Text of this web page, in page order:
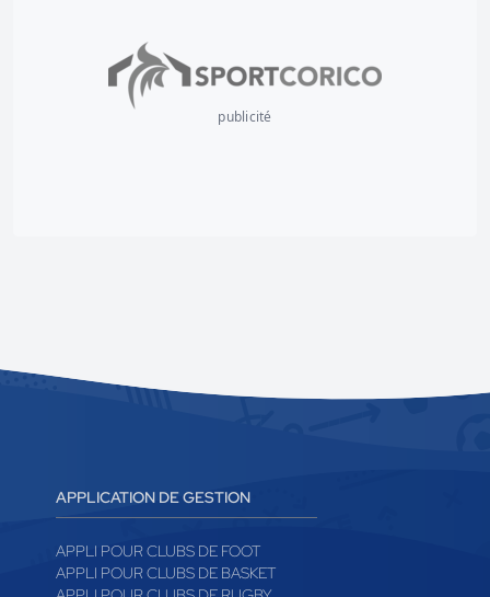
publicité
APPLICATION DE GESTION
APPLI POUR CLUBS DE FOOT
APPLI POUR CLUBS DE BASKET